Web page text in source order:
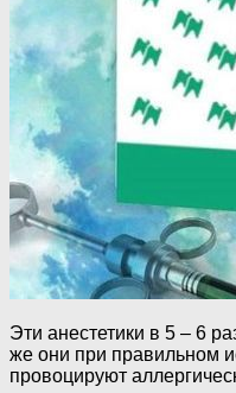
Эти анестетики в 5 – 6
же они при правильном
провоцируют